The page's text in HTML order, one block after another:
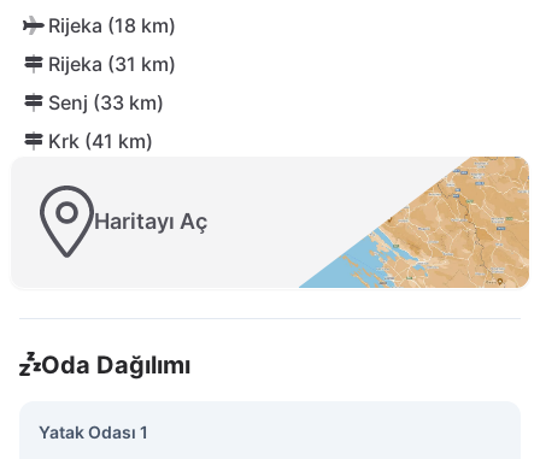
Rijeka (18 km)
Rijeka (31 km)
Senj (33 km)
Krk (41 km)
Haritayı Aç
Oda Dağılımı
Yatak Odası 1